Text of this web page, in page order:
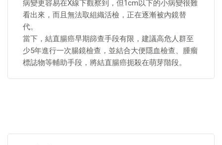
病變更容易在X線下觀察到，但1cm以下的小病變很難
看出來，而且無法取組織活檢，正在逐漸被內鏡替
代。
當下，結直腸癌早期篩查手段有限，建議高危人群至
少5年進行一次腸鏡檢查，並結合大便隱血檢查、腫瘤
標誌物等輔助手段，將結直腸癌扼殺在萌芽階段。